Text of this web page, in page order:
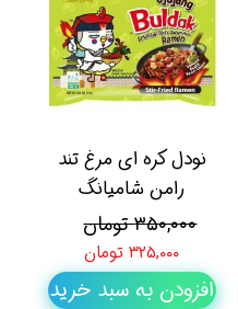
نودل کره ای مرغ تند
رامن شامیانگ
۳۵۰,۰۰۰ تومان
۳۲۵,۰۰۰ تومان
افزودن به سبد خرید